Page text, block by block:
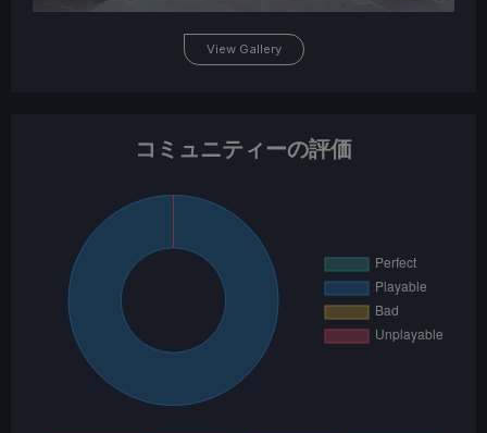
コミュニティーの評価
View Gallery